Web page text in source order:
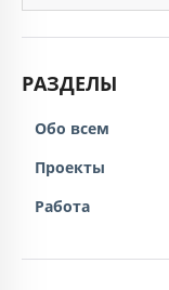
РАЗДЕЛЫ
Обо всем
Проекты
Работа